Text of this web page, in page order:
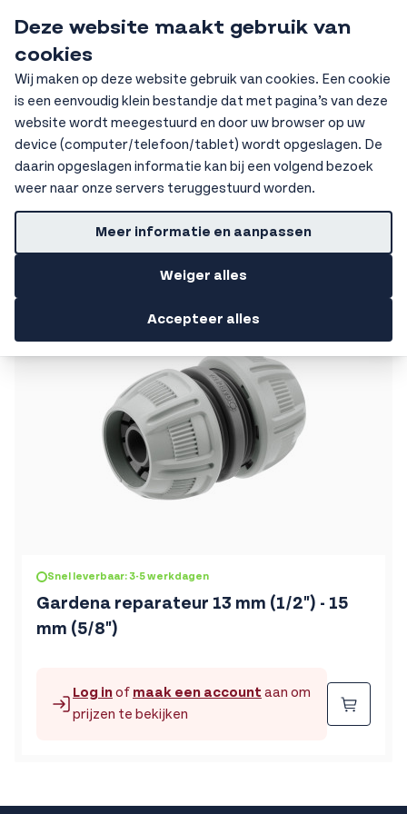
Deze website maakt gebruik van
cookies
Wij maken op deze website gebruik van cookies. Een cookie
is een eenvoudig klein bestandje dat met pagina’s van deze
website wordt meegestuurd en door uw browser op uw
device (computer/telefoon/tablet) wordt opgeslagen. De
daarin opgeslagen informatie kan bij een volgend bezoek
weer naar onze servers teruggestuurd worden.
Meer informatie en aanpassen
Weiger alles
Accepteer alles
HKV Ochten
Reparatiekoppelingen
Getoonde prijzen zijn excl. BTW
Reparatiekoppelingen
Snel leverbaar: 3-5 werkdagen
Gardena reparateur 13 mm (1/2") - 15
mm (5/8")
Log inof maak een account aan om
prijzen te bekijken